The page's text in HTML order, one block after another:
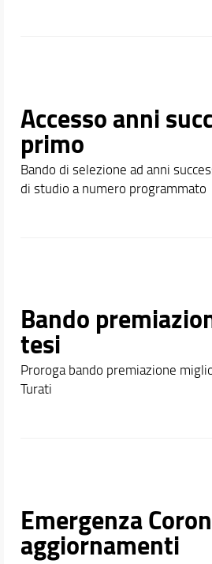
Accesso anni
primo
Bando di selezione ad anni
di studio a numero programmato
Bando
tesi
Proroga bando premiazione
Turati
Emergenza
aggiornamenti